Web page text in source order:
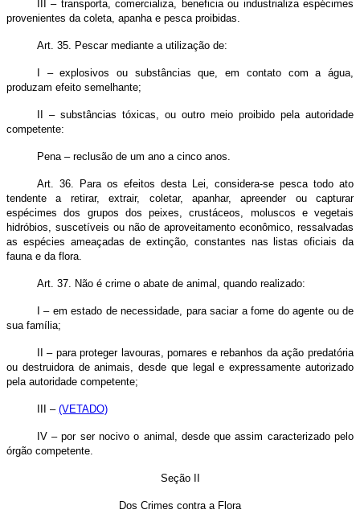
III – transporta, comercializa, beneficia ou industrializa espécimes
provenientes da coleta, apanha e pesca proibidas.
Art. 35. Pescar mediante a utilização de:
I – explosivos ou substâncias que, em contato com a água,
produzam efeito semelhante;
II – substâncias tóxicas, ou outro meio proibido pela autoridade
competente:
Pena – reclusão de um ano a cinco anos.
Art. 36. Para os efeitos desta Lei, considera-se pesca todo ato
tendente a retirar, extrair, coletar, apanhar, apreender ou capturar
espécimes dos grupos dos peixes, crustáceos, moluscos e vegetais
hidróbios, suscetíveis ou não de aproveitamento econômico, ressalvadas
as espécies ameaçadas de extinção, constantes nas listas oficiais da
fauna e da flora.
Art. 37. Não é crime o abate de animal, quando realizado:
I – em estado de necessidade, para saciar a fome do agente ou de
sua família;
II – para proteger lavouras, pomares e rebanhos da ação predatória
ou destruidora de animais, desde que legal e expressamente autorizado
pela autoridade competente;
III – (VETADO)
IV – por ser nocivo o animal, desde que assim caracterizado pelo
órgão competente.
Seção II
Dos Crimes contra a Flora